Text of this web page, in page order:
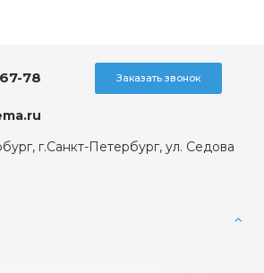
78 Заказать звонок
г.Санкт-Петербург, ул. Седова